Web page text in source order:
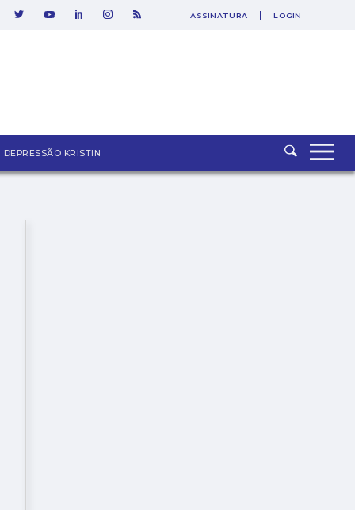
ASSINATURA LOGIN
DEPRESSÃO KRISTIN